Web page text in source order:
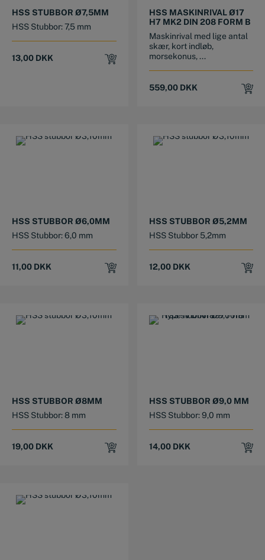
HSS STUBBOR Ø7,5MM
HSS Stubbor: 7,5 mm
13,00 DKK
HSS MASKINRIVAL Ø17
H7 MK2 DIN 208 FORM B
Maskinrival med lige antal
skær, kort indløb,
morsekonus, ...
559,00 DKK
HSS STUBBOR Ø6,0MM
HSS Stubbor: 6,0 mm
11,00 DKK
HSS STUBBOR Ø5,2MM
HSS Stubbor 5,2mm
12,00 DKK
HSS STUBBOR Ø8MM
HSS Stubbor: 8 mm
19,00 DKK
HSS STUBBOR Ø9,0 MM
HSS Stubbor: 9,0 mm
14,00 DKK